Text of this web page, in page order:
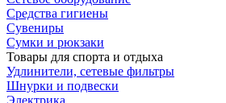
Средства гигиены
Сувениры
Сумки и рюкзаки
Товары для спорта и отдыха
Удлинители, сетевые фильтры
Шнурки и подвески
Электрика